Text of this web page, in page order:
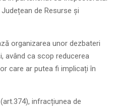
de Resurse și
organizarea unor dezbateri
având ca scop reducerea
care ar putea fi implicați în
infracțiunea de